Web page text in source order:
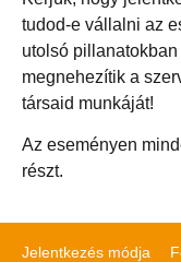
tudod-e vállalni az
utolsó
megnehezítik a
társaid munkáját!
Az eseményen
részt.
Jelentkezés módja